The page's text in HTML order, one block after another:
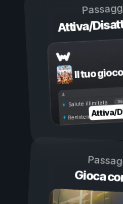
Attiva/
Il tuo gioco
Salute illimitata
Resistenza illimitata
Attiva/
Gioca